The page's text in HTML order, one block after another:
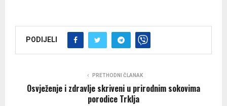
PODIJELI
PRETHODNI ČLANAK
Osvježenje i zdravlje skriveni u prirodnim sokovima
porodice Trklja